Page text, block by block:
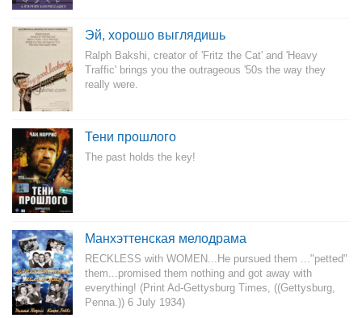
Эй, хорошо выглядишь
Ralph Bakshi, creator of 'Fritz the Cat' and 'Heavy
Traffic' brings you the outrageous '50s the way they
really were.
Тени прошлого
The past holds the key!
Манхэттенская мелодрама
RECKLESS with WOMEN...He pursued them ..."petted"
them...promised them nothing and got away with
everything! (Print Ad-Gettysburg Times, ((Gettysburg,
Penna.)) 6 July 1934)